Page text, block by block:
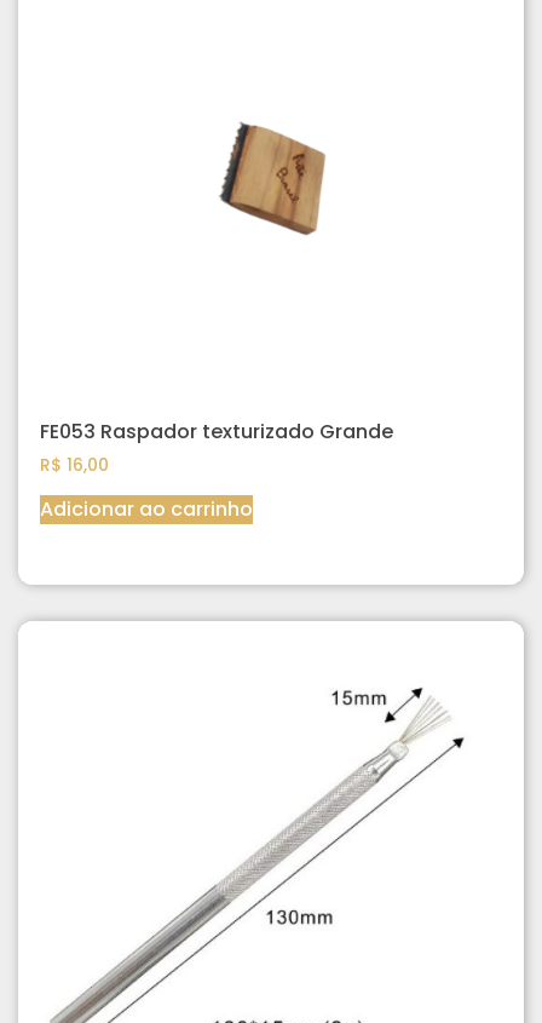
FE053 Raspador texturizado Grande
R$ 16,00
Adicionar ao carrinho